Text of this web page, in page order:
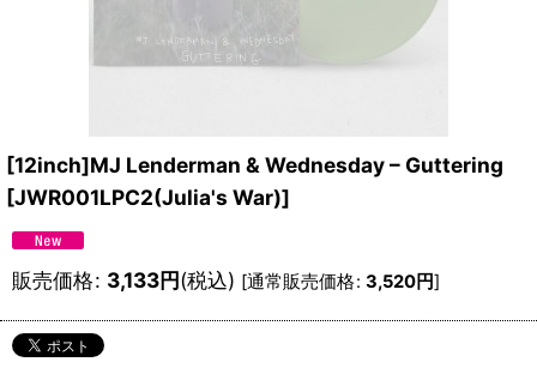
[12inch]MJ Lenderman & Wednesday – Guttering
[JWR001LPC2(Julia's War)]
販売価格: 3,133円(税込) [通常販売価格: 3,520円]